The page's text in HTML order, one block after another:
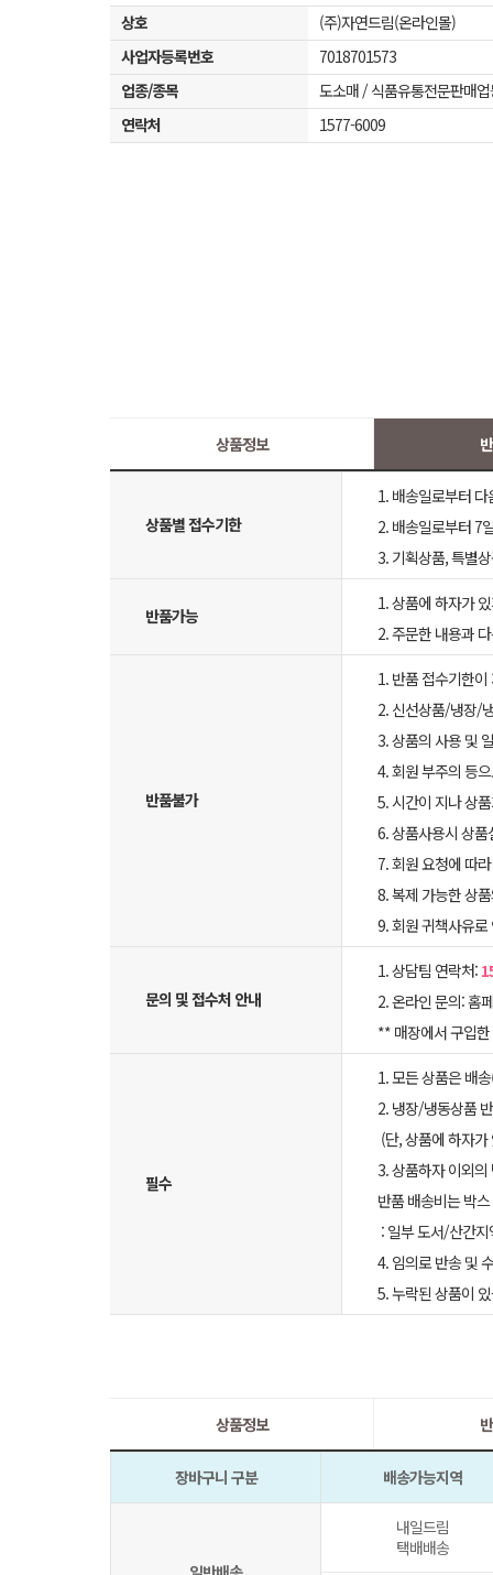
상호
(주)자연드림(온라인몰)
사업자등록번호
7018701573
업종/종목
도소매 / 식품유통전문판매
연락처
1577-6009
상품정보
상품별 접수기한
1. 배송일로부터
2. 배송일로부터 7
3. 기획상품, 특별
반품가능
1. 상품에 하자가
2. 주문한 내용과
반품불가
1. 반품 접수기한이
2. 신선상품/냉장/
3. 상품의 사용 및
4. 회원 부주의 등
5. 시간이 지나 상
6. 상품사용시 상
7. 회원 요청에 따
8. 복제 가능한 상
9. 회원 귀책사유
문의 및 접수처 안내
1. 상담팀 연락처:
2. 온라인 문의: 홈
** 매장에서 구입
필수
1. 모든 상품은 배
2. 냉장/냉동상품
(단, 상품에 하자
3. 상품하자 이외
반품 배송비는 박
: 일부 도서/산간
4. 임의로 반송 및
5. 누락된 상품이
상품정보
장바구니 구분 배송가능지역
내일드림
택배배송